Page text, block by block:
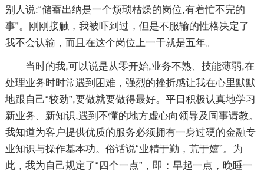
别人说:“储蓄出纳是一个烦琐枯燥的岗位,有着忙不完的
事”。刚刚接触，我被吓到过，但是不服输的性格决定了
我不会认输，而且在这个岗位上一干就是五年。
当时的我,可以说是从零开始,业务不熟、技能薄弱,在
处理业务时时常遇到困难，强烈的挫折感让我在心里默默
地跟自己“较劲”,要做就要做得最好。平日积极认真地学习
新业务、新知识,遇到不懂的地方虚心向领导及同事请教。
我知道为客户提供优质的服务必须拥有一身过硬的金融专
业知识与操作基本功。俗话说“业精于勤，荒于嬉”。为
此，我为自己规定了“四个一点”，即：早起一点，晚睡一